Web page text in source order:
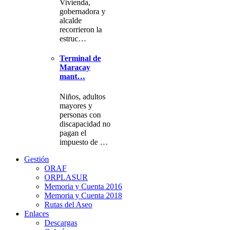
Vivienda,
gobernadora y
alcalde
recorrieron la
estruc…
Terminal de
Maracay
mant…
Niños, adultos
mayores y
personas con
discapacidad no
pagan el
impuesto de …
Gestión
ORAF
ORPLASUR
Memoria y Cuenta 2016
Memoria y Cuenta 2018
Rutas del Aseo
Enlaces
Descargas